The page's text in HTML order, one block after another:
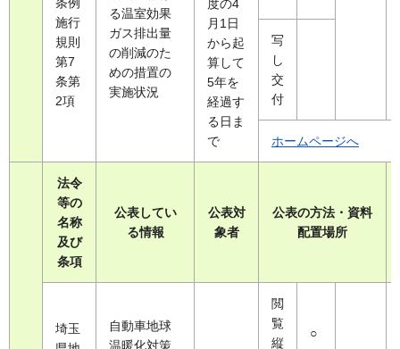
施行
規則
第7
条第
2項
る温室効果
ガス排出量
の削減のた
めの措置の
実施状況
度の4
月1日
から起
算して
5年を
経過す
る日ま
で
写
し
交
付
ホームページへ
法令
等の
名称
及び
条項
公表してい
る情報
公表対
象者
公表の方法・資料
配置場所
埼玉
自動車地球
温暖化対策
閲
覧
縦
○